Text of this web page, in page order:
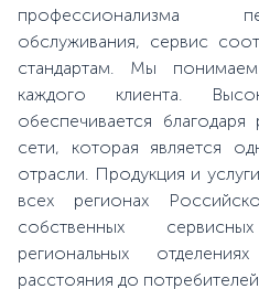
профессионализма
обслуживания, сервис
стандартам. Мы
каждого клиента.
обеспечивается благодаря
сети, которая является
отрасли. Продукция и
всех регионах
собственных
региональных
расстояния до